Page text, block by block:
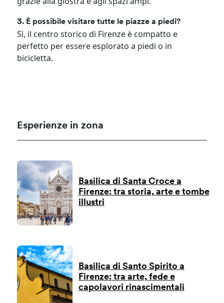
3. È possibile visitare tutte le piazze a piedi?
Sì, il centro storico di Firenze è compatto e
perfetto per essere esplorato a piedi o in
bicicletta.
Esperienze in zona
Basilica di Santa Croce a
Firenze: tra storia, arte e tombe
illustri
Basilica di Santo Spirito a
Firenze: tra arte, fede e
capolavori rinascimentali